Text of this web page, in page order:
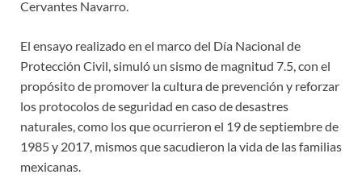
Cervantes Navarro.
El ensayo realizado en el marco del Día Nacional de
Protección Civil, simuló un sismo de magnitud 7.5, con el
propósito de promover la cultura de prevención y reforzar
los protocolos de seguridad en caso de desastres
naturales, como los que ocurrieron el 19 de septiembre de
1985 y 2017, mismos que sacudieron la vida de las familias
mexicanas.